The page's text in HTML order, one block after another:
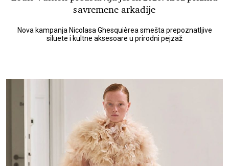
savremene arkadije
Nova kampanja Nicolasa Ghesquièrea smešta prepoznatljive
siluete i kultne aksesoare u prirodni pejzaž